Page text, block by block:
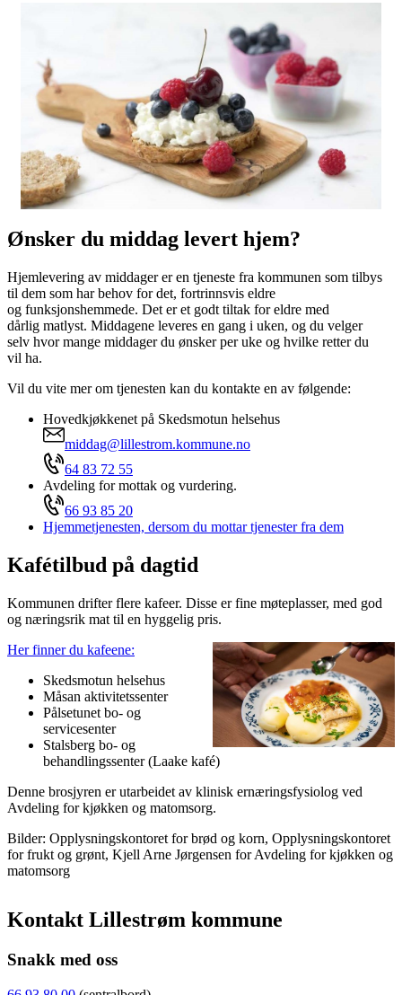
Ønsker du middag levert hjem?
Hjemlevering av middager er en tjeneste fra kommunen som tilbys
til dem som har behov for det, fortrinnsvis eldre
og funksjonshemmede. Det er et godt tiltak for eldre med
dårlig matlyst. Middagene leveres en gang i uken, og du velger
selv hvor mange middager du ønsker per uke og hvilke retter du
vil ha.
Vil du vite mer om tjenesten kan du kontakte en av følgende:
Hovedkjøkkenet på Skedsmotun helsehus
middag@lillestrom.kommune.no
64 83 72 55
Avdeling for mottak og vurdering.
66 93 85 20
Hjemmetjenesten, dersom du mottar tjenester fra dem
Kafétilbud på dagtid
Kommunen drifter flere kafeer. Disse er fine møteplasser, med god
og næringsrik mat til en hyggelig pris.
Her finner du kafeene:
Skedsmotun helsehus
Måsan aktivitetssenter
Pålsetunet bo- og
servicesenter
Stalsberg bo- og
behandlingssenter (Laake kafé)
Denne brosjyren er utarbeidet av klinisk ernæringsfysiolog ved
Avdeling for kjøkken og matomsorg.
Bilder: Opplysningskontoret for brød og korn, Opplysningskontoret
for frukt og grønt, Kjell Arne Jørgensen for Avdeling for kjøkken og
matomsorg
Kontakt Lillestrøm kommune
Snakk med oss